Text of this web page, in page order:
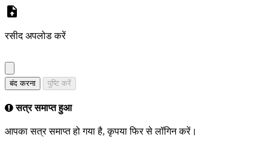
रसीद अपलोड करें
बंद करना पुष्टि करें
सत्र समाप्त हुआ
आपका सत्र समाप्त हो गया है, कृपया फिर से लॉगिन करें।